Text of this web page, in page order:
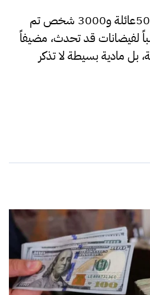
وحسب قوله أن حوالي 500عائلة و3000 شخص تم
لفيضانات قد تحدث، مضيفاً
بل مادية بسيطة لا تذكر